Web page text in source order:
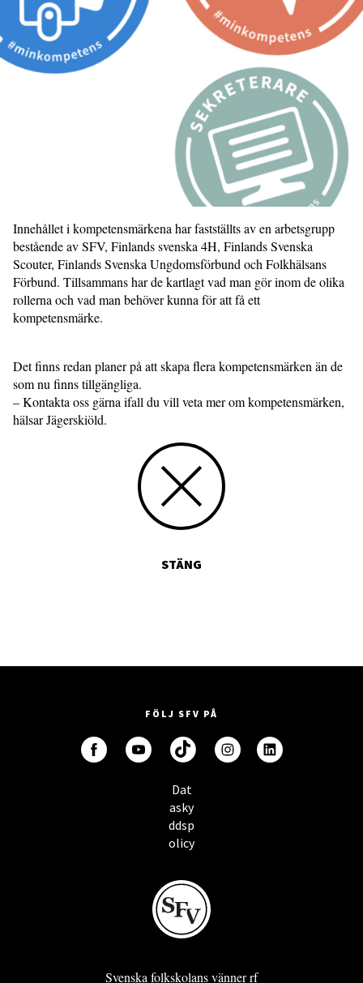
Innehållet i kompetensmärkena har fastställts av en arbetsgrupp
bestående av SFV, Finlands svenska 4H, Finlands Svenska
Scouter, Finlands Svenska Ungdomsförbund och Folkhälsans
Förbund. Tillsammans har de kartlagt vad man gör inom de olika
rollerna och vad man behöver kunna för att få ett
kompetensmärke.
Det finns redan planer på att skapa flera kompetensmärken än de
som nu finns tillgängliga.
– Kontakta oss gärna ifall du vill veta mer om kompetensmärken,
hälsar Jägerskiöld.
STÄNG
FÖLJ SFV PÅ
Dat
asky
ddsp
olicy
Svenska folkskolans vänner rf